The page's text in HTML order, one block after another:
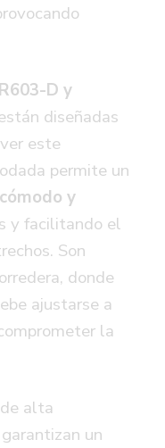
D y
diseñadas
este
permite un
y
y facilitando el
Son
donde
ajustarse a
la
alta
un